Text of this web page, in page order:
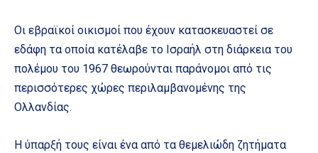
Οι εβραϊκοί οικισμοί που έχουν κατασκευαστεί σε
εδάφη τα οποία κατέλαβε το Ισραήλ στη διάρκεια του
πολέμου του 1967 θεωρούνται παράνομοι από τις
περισσότερες χώρες περιλαμβανομένης της
Ολλανδίας.
Η ύπαρξή τους είναι ένα από τα θεμελιώδη ζητήματα